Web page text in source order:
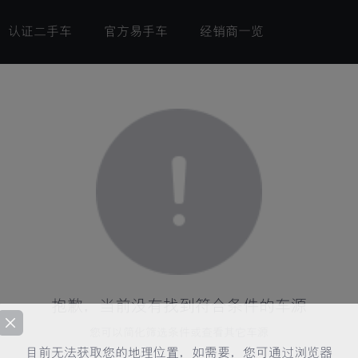
认证二手车 官方易手车 经销商一览
目前无法获取您的地理位置，如需要，您可通过浏览器
抱歉，当前没有找到符合条件的车源